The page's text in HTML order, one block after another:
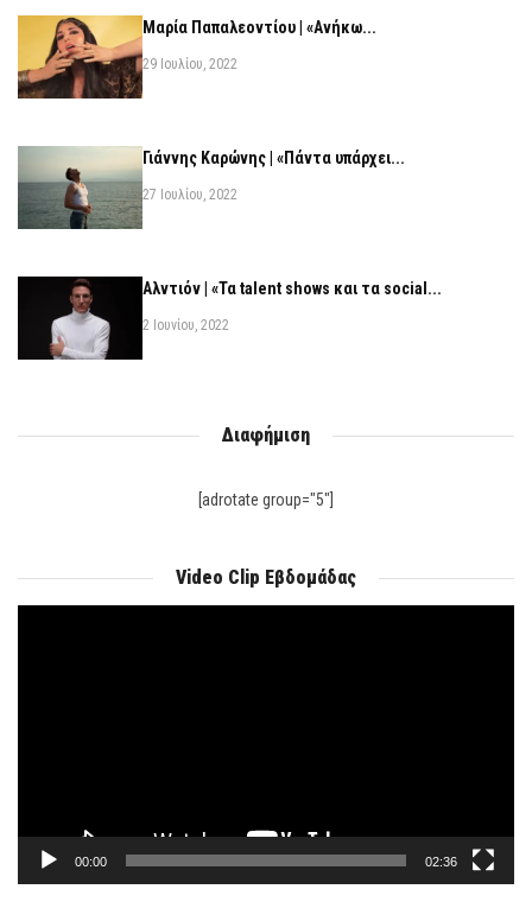
Μαρία Παπαλεοντίου | «Ανήκω...
29 Ιουλίου, 2022
Γιάννης Καρώνης | «Πάντα υπάρχει...
27 Ιουλίου, 2022
Αλντιόν | «Τα talent shows και τα social...
2 Ιουνίου, 2022
Διαφήμιση
[adrotate group="5"]
Video Clip Εβδομάδας
00:00 02:36